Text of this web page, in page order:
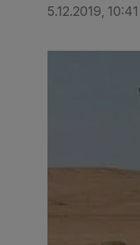
5.12.2019, 10:41